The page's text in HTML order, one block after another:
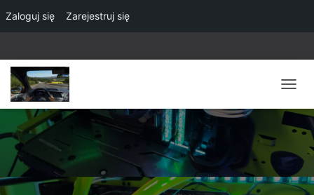
Zaloguj się Zarejestruj się
R
E
Ą
C
Z